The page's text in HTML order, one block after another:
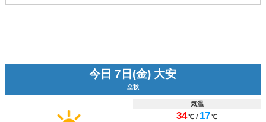
今日 7日(金) 大安
立秋
気温
34℃ / 17℃